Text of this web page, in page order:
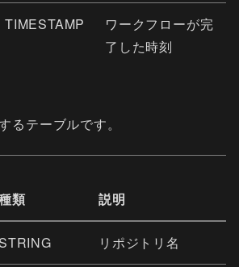
TIMESTAMP
ワークフローが完
了した時刻
るテーブルです。
類 説明
リポジトリ名